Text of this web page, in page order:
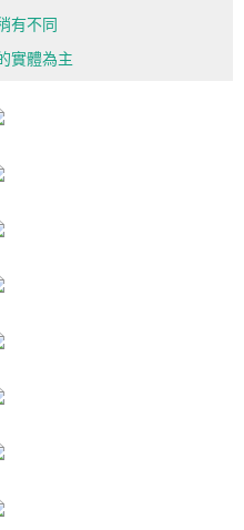
有不同
實體為主